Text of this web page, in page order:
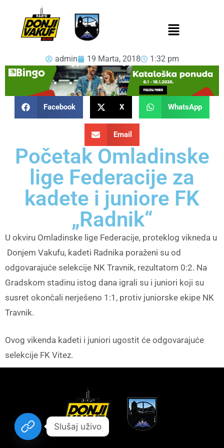
admin 19 Marta, 2018 1:32 pm
Facebook X WhatsApp
Email
Početak Omladinske
lige Federacije za
kadete i juniore FK
„Radnik“
U okviru Omladinske lige Federacije, proteklog vikneda u
Donjem Vakufu, kadeti Radnika poraženi su od
odgovarajuće selekcije NK Travnik, rezultatom 0:2. Na
Gradskom stadinu istog dana igrali su i juniori koji su
susret okončali nerješeno 1:1, protiv juniorske ekipe NK
Travnik.
Ovog vikenda kadeti i juniori ugostit će odgovarajuće
selekcije FK Vitez.
Slušaj uživo